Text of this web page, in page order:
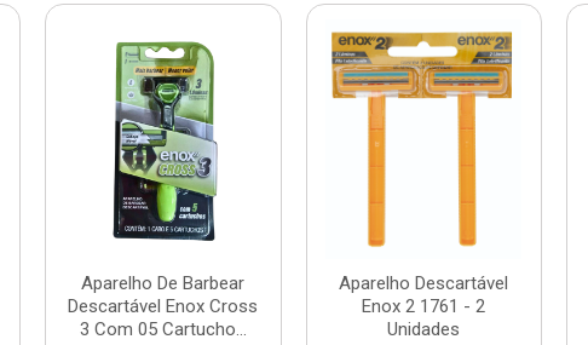
Aparelho De Barbear
Descartável Enox Cross
3 Com 05 Cartucho...
Aparelho Descartável
Enox 2 1761 - 2
Unidades